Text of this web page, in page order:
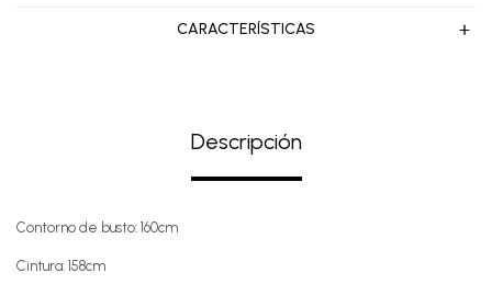
CARACTERÍSTICAS
Descripción
Contorno de busto: 160cm
Cintura: 158cm